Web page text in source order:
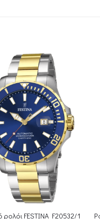
ΕΞΑΝΤΛΗΜΈΝΟ
Ρολόι Raymond Weil Tango Μαύρο Leather Chronograph